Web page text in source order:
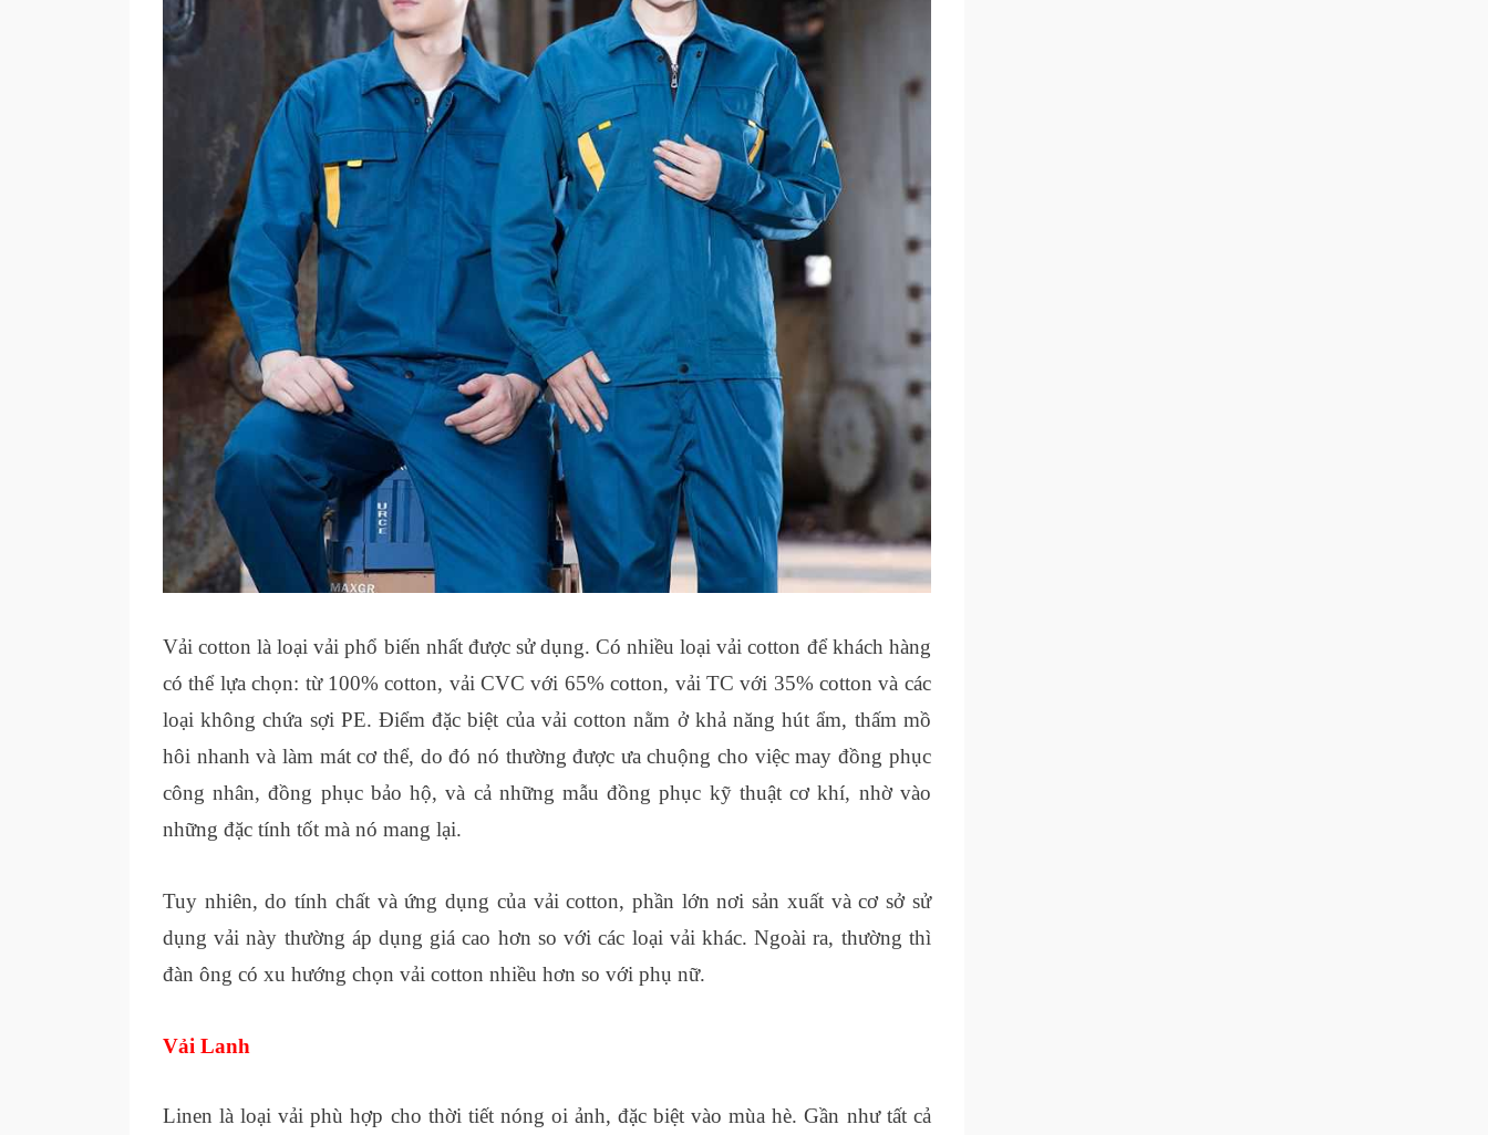
Vải cotton là loại vải phổ biến nhất được sử dụng. Có nhiều loại vải cotton để khách hàng
có thể lựa chọn: từ 100% cotton, vải CVC với 65% cotton, vải TC với 35% cotton và các
loại không chứa sợi PE. Điểm đặc biệt của vải cotton nằm ở khả năng hút ẩm, thấm mồ
hôi nhanh và làm mát cơ thể, do đó nó thường được ưa chuộng cho việc may đồng phục
công nhân, đồng phục bảo hộ, và cả những mẫu đồng phục kỹ thuật cơ khí, nhờ vào
những đặc tính tốt mà nó mang lại.
Tuy nhiên, do tính chất và ứng dụng của vải cotton, phần lớn nơi sản xuất và cơ sở sử
dụng vải này thường áp dụng giá cao hơn so với các loại vải khác. Ngoài ra, thường thì
đàn ông có xu hướng chọn vải cotton nhiều hơn so với phụ nữ.
Vải Lanh
Linen là loại vải phù hợp cho thời tiết nóng oi ảnh, đặc biệt vào mùa hè. Gần như tất cả